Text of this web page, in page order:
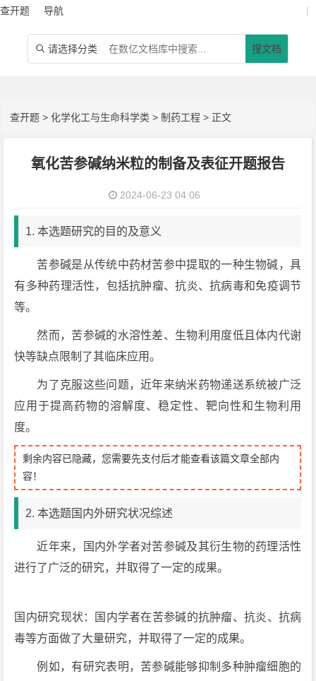
查开题 导航 |
 请选择分类 搜文档
查开题 >化学化工与生命科学类 >制药工程 > 正文
氧化苦参碱纳米粒的制备及表征开题报告
2024-06-23 04:06
1. 本选题研究的目的及意义
苦参碱是从传统中药材苦参中提取的一种生物碱，具
有多种药理活性，包括抗肿瘤、抗炎、抗病毒和免疫调节
等。
然而，苦参碱的水溶性差、生物利用度低且体内代谢
快等缺点限制了其临床应用。
为了克服这些问题，近年来纳米药物递送系统被广泛
应用于提高药物的溶解度、稳定性、靶向性和生物利用
度。
剩余内容已隐藏，您需要先支付后才能查看该篇文章全部内
容！
2. 本选题国内外研究状况综述
近年来，国内外学者对苦参碱及其衍生物的药理活性
进行了广泛的研究，并取得了一定的成果。
国内研究现状：国内学者在苦参碱的抗肿瘤、抗炎、抗病
毒等方面做了大量研究，并取得了一定的成果。
例如，有研究表明，苦参碱能够抑制多种肿瘤细胞的